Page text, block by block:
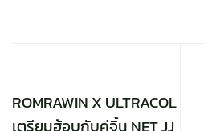
ROMRAWIN X ULTRACOL